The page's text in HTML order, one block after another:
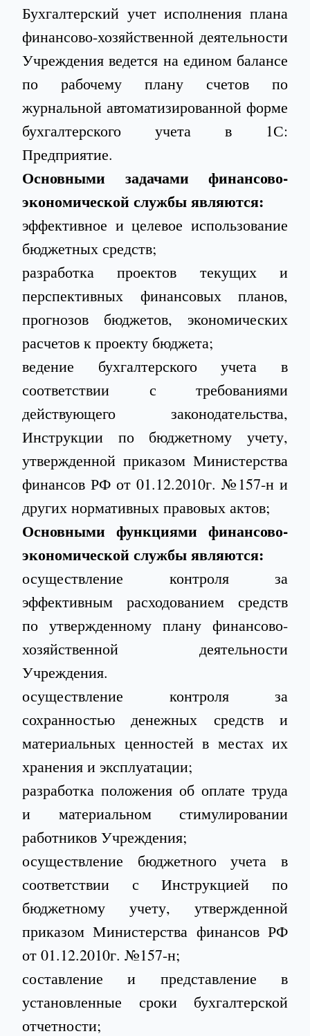
Бухгалтерский учет исполнения плана
финансово-хозяйственной деятельности
Учреждения ведется на едином балансе
по рабочему плану счетов по
журнальной автоматизированной форме
бухгалтерского учета в 1С:
Предприятие.
Основными задачами финансово-
экономической службы являются:
эффективное и целевое использование
бюджетных средств;
разработка проектов текущих и
перспективных финансовых планов,
прогнозов бюджетов, экономических
расчетов к проекту бюджета;
ведение бухгалтерского учета в
соответствии с требованиями
действующего законодательства,
Инструкции по бюджетному учету,
утвержденной приказом Министерства
финансов РФ от 01.12.2010г. №157-н и
других нормативных правовых актов;
Основными функциями финансово-
экономической службы являются:
осуществление контроля за
эффективным расходованием средств
по утвержденному плану финансово-
хозяйственной деятельности
Учреждения.
осуществление контроля за
сохранностью денежных средств и
материальных ценностей в местах их
хранения и эксплуатации;
разработка положения об оплате труда
и материальном стимулировании
работников Учреждения;
осуществление бюджетного учета в
соответствии с Инструкцией по
бюджетному учету, утвержденной
приказом Министерства финансов РФ
от 01.12.2010г. №157-н;
составление и представление в
установленные сроки бухгалтерской
отчетности;